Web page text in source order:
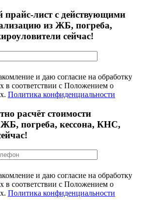
прайс-лист с действующими
из ЖБ, погреба,
сейчас!
и даю согласие на обработку
в соответствии с Положением о
Политика конфиденциальности
расчёт стоимости
погреба, кессона, КНС,
и даю согласие на обработку
в соответствии с Положением о
Политика конфиденциальности